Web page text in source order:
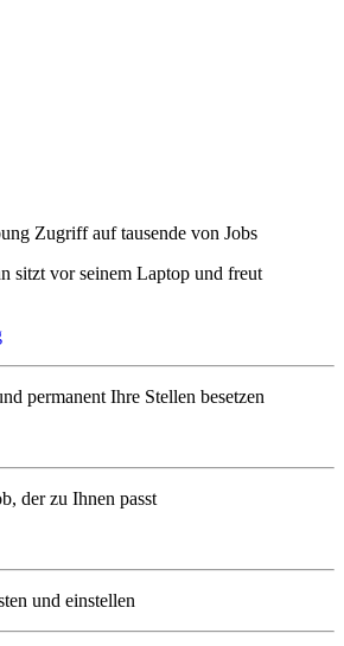
Zugriff auf tausende von Jobs
permanent Ihre Stellen besetzen
der zu Ihnen passt
und einstellen